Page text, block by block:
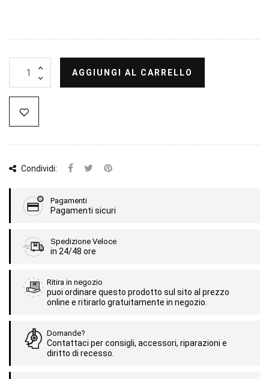
AGGIUNGI AL CARRELLO
Condividi:
Pagamenti
Pagamenti sicuri
Spedizione Veloce
in 24/48 ore
Ritira in negozio
puoi ordinare questo prodotto sul sito al prezzo
online e ritirarlo gratuitamente in negozio.
Domande?
Contattaci per consigli, accessori, riparazioni e
diritto di recesso.